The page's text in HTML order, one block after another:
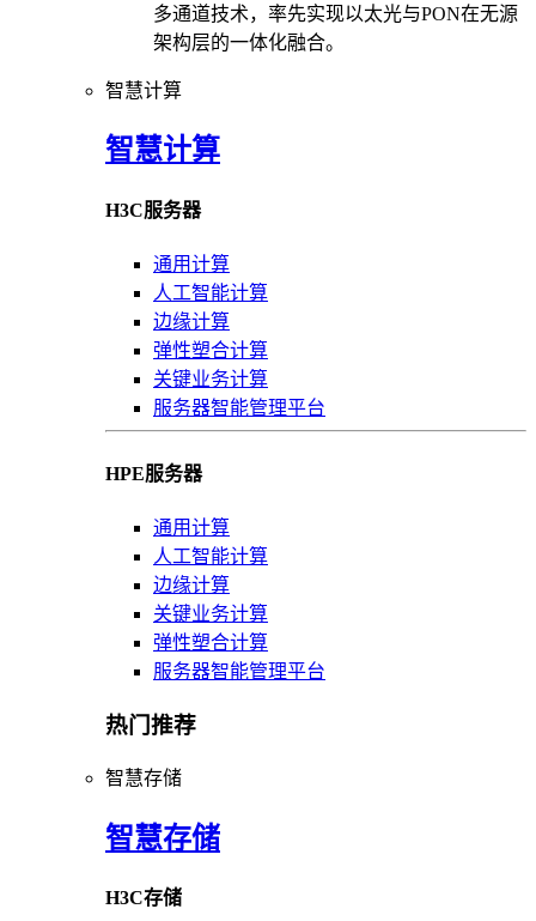
多通道技术，率先实现以太光与PON在无源
架构层的一体化融合。
智慧计算
智慧计算
H3C服务器
通用计算
人工智能计算
边缘计算
弹性塑合计算
关键业务计算
服务器智能管理平台
HPE服务器
通用计算
人工智能计算
边缘计算
关键业务计算
弹性塑合计算
服务器智能管理平台
热门推荐
智慧存储
智慧存储
H3C存储